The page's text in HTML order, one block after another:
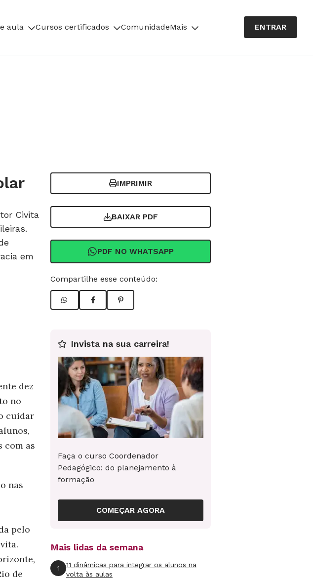
aula Cursos certificados ComunidadeMais ENTRAR
Civita
em
IMPRIMIR
BAIXAR PDF
PDF NO WHATSAPP
Compartilhe esse conteúdo:
dez
no
cuidar
com as
nas
pelo
de
Invista na sua carreira!
Faça o curso Coordenador
Pedagógico: do planejamento à
formação
COMEÇAR AGORA
Mais lidas da semana
1
11 dinâmicas para integrar os alunos na
volta às aulas